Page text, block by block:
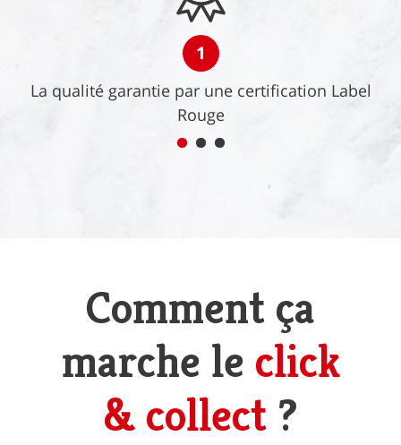
1
La qualité garantie par une certification Label
Rouge
Comment ça
marche le click
& collect ?